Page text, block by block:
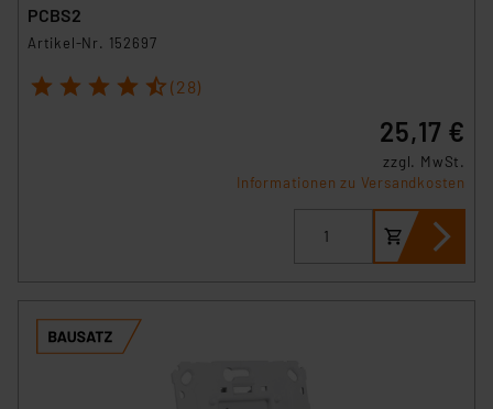
PCBS2
Artikel-Nr. 152697
1 2 3 4 5 (28)
25,17 €
zzgl. MwSt.
Informationen zu Versandkosten